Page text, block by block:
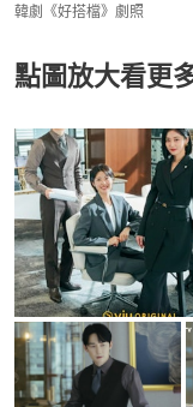
韓劇《好搭檔》劇照
點圖放大看更